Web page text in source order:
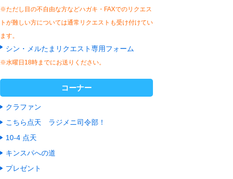
※ただし目の不自由な方などハガキ・FAXでのリクエス
トが難しい方については通常リクエストも受け付けてい
ます。
シン・メルたまリクエスト専用フォーム
※水曜日18時までにお送りください。
コーナー
クラファン
こちら点天 ラジメニ司令部！
10-4 点天
キンスパへの道
プレゼント